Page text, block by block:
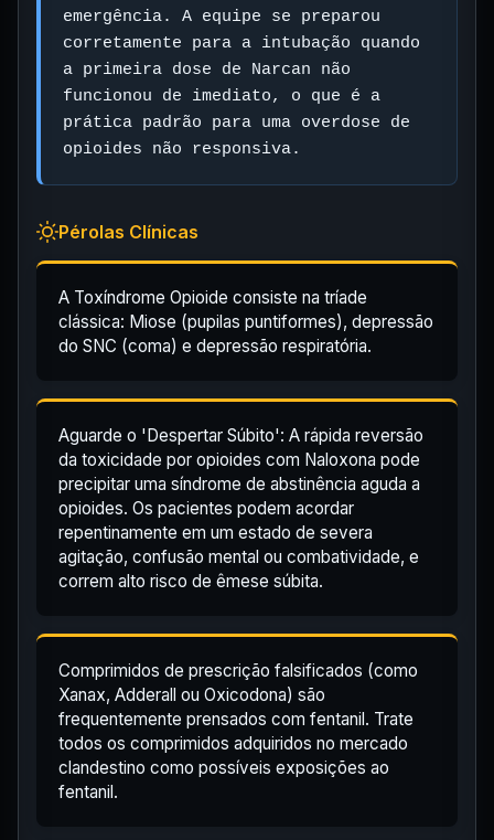
emergência. A equipe se preparou
corretamente para a intubação quando
a primeira dose de Narcan não
funcionou de imediato, o que é a
prática padrão para uma overdose de
opioides não responsiva.
Pérolas Clínicas
A Toxíndrome Opioide consiste na tríade
clássica: Miose (pupilas puntiformes), depressão
do SNC (coma) e depressão respiratória.
Aguarde o 'Despertar Súbito': A rápida reversão
da toxicidade por opioides com Naloxona pode
precipitar uma síndrome de abstinência aguda a
opioides. Os pacientes podem acordar
repentinamente em um estado de severa
agitação, confusão mental ou combatividade, e
correm alto risco de êmese súbita.
Comprimidos de prescrição falsificados (como
Xanax, Adderall ou Oxicodona) são
frequentemente prensados com fentanil. Trate
todos os comprimidos adquiridos no mercado
clandestino como possíveis exposições ao
fentanil.